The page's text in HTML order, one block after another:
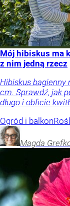
Mój hibiskus ma
z nim jedną rzecz
Hibiskus bagienny
cm. Sprawdź, jak
długo i obficie kwitł.
Ogród i balkon
Magda